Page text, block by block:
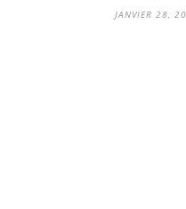
JANVIER 28,